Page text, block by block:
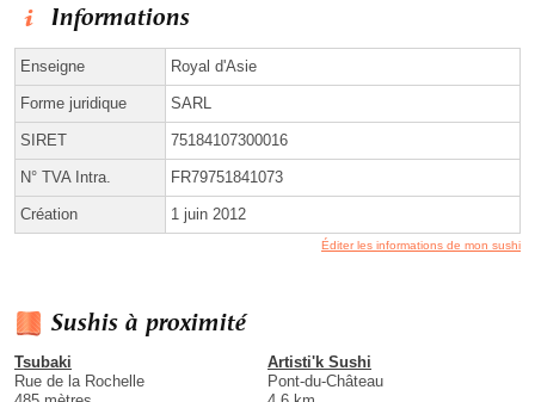
Informations
Enseigne Royal d'Asie
Forme juridique SARL
SIRET 75184107300016
N° TVA Intra. FR79751841073
Création 1 juin 2012
Éditer les informations de mon sushi
Sushis à proximité
Tsubaki
Rue de la Rochelle
Artisti'k Sushi
Pont-du-Château